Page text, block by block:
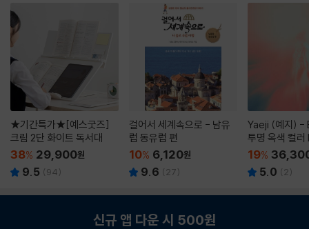
★기간특가★[예스굿즈]
크림 2단 화이트 독서대
38% 29,900원
9.5 (94)
걸어서 세계속으로 - 남유
럽 동유럽 편
10% 6,120원
9.6 ( 27)
Yaeji (예지) -
투명 옥색 컬
19%
5.0 ( 2)
신규 앱 다운 시 500원